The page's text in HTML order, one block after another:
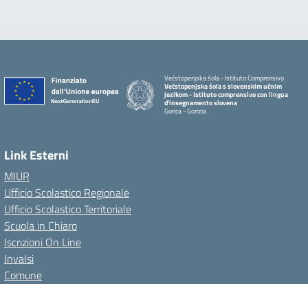
Večstopenjska šola - Istituto Comprensivo
Večstopenjska šola s slovenskim učnim
jezikom - Istituto comprensivo con lingua
d'insegnamento slovena
Gorica - Gorizia
Link Esterni
MIUR
Ufficio Scolastico Regionale
Ufficio Scolastico Territoriale
Scuola in Chiaro
Iscrizioni On Line
Invalsi
Comune